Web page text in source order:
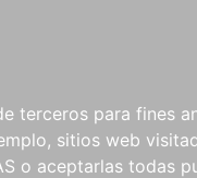
terceros para fines
sitios web
o aceptarlas todas
PARTITURAS Y EDICIONES
CRÍTICAS